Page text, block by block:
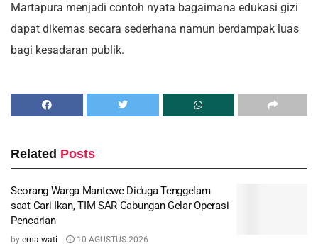
Martapura menjadi contoh nyata bagaimana edukasi gizi
dapat dikemas secara sederhana namun berdampak luas
bagi kesadaran publik.
Related Posts
Seorang Warga Mantewe Diduga Tenggelam
saat Cari Ikan, TIM SAR Gabungan Gelar Operasi
Pencarian
by erna wati 10 AGUSTUS 2026